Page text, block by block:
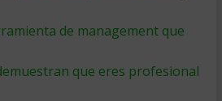
de management que
que eres profesional